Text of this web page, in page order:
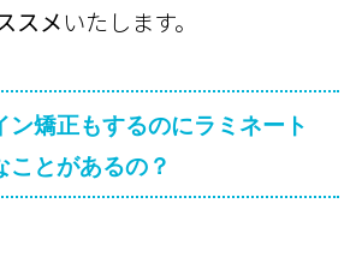
スメいたします。
ン矯正もするのにラミネート
ことがあるの？